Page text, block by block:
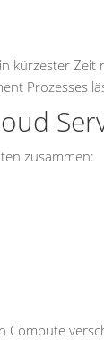
kürzester Zeit
Prozesses
zusammen:
Compute